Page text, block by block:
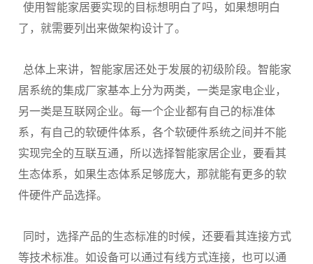
使用智能家居要实现的目标想明白了吗，如果想明白
了，就需要列出来做架构设计了。
总体上来讲，智能家居还处于发展的初级阶段。智能家
居系统的集成厂家基本上分为两类，一类是家电企业，
另一类是互联网企业。每一个企业都有自己的标准体
系，有自己的软硬件体系，各个软硬件系统之间并不能
实现完全的互联互通，所以选择智能家居企业，要看其
生态体系，如果生态体系足够庞大，那就能有更多的软
件硬件产品选择。
同时，选择产品的生态标准的时候，还要看其连接方式
等技术标准。如设备可以通过有线方式连接，也可以通